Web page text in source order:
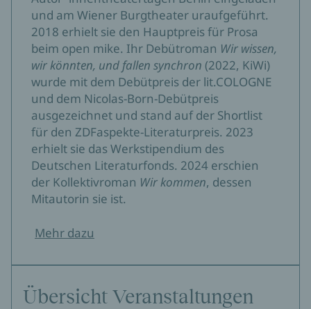
und am Wiener Burgtheater uraufgeführt.
2018 erhielt sie den Hauptpreis für Prosa
beim open mike. Ihr Debütroman Wir wissen,
wir könnten, und fallen synchron (2022, KiWi)
wurde mit dem Debütpreis der lit.COLOGNE
und dem Nicolas-Born-Debütpreis
ausgezeichnet und stand auf der Shortlist
für den ZDFaspekte-Literaturpreis. 2023
erhielt sie das Werkstipendium des
Deutschen Literaturfonds. 2024 erschien
der Kollektivroman Wir kommen, dessen
Mitautorin sie ist.
Mehr dazu
Übersicht Veranstaltungen